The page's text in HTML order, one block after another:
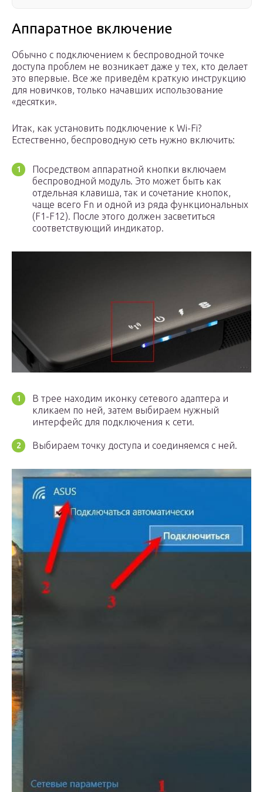
Аппаратное включение
Обычно с подключением к беспроводной точке
доступа проблем не возникает даже у тех, кто делает
это впервые. Все же приведём краткую инструкцию
для новичков, только начавших использование
«десятки».
Итак, как установить подключение к Wi-Fi?
Естественно, беспроводную сеть нужно включить:
Посредством аппаратной кнопки включаем
беспроводной модуль. Это может быть как
отдельная клавиша, так и сочетание кнопок,
чаще всего Fn и одной из ряда функциональных
(F1-F12). После этого должен засветиться
соответствующий индикатор.
В трее находим иконку сетевого адаптера и
кликаем по ней, затем выбираем нужный
интерфейс для подключения к сети.
Выбираем точку доступа и соединяемся с ней.